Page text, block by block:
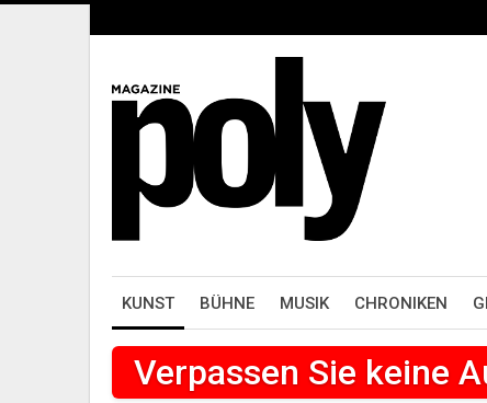
KUNST BÜHNE MUSIK CHRONIKEN
Verpassen Sie keine